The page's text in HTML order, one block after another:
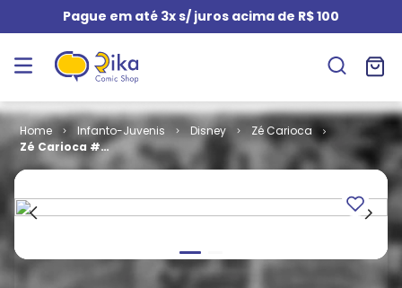
Pague em até 3x s/ juros acima de R$ 100
Infanto-Juvenis Disney
Zé Carioca
Zé Carioca #
2333